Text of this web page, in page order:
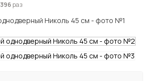
396 раз